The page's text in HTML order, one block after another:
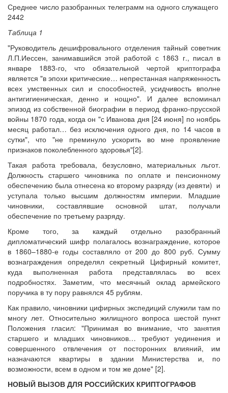
Среднее число разобранных телеграмм на одного служащего
2442
Таблица 1
"Руководитель дешифровального отделения тайный советник
Л.П.Иессен, занимавшийся этой работой с 1863 г., писал в
январе 1883‐го, что обязательной чертой криптографа
является "в эпохи критические… непрестанная напряженность
всех умственных сил и способностей, усидчивость вполне
антигигиеническая, денно и нощно". И далее вспоминал
эпизод из собственной биографии в период франко-прусской
войны 1870 года, когда он "с Иванова дня [24 июня] по ноябрь
месяц работал… без исключения одного дня, по 14 часов в
сутки", что "не преминуло ускорить во мне проявление
признаков поколебленного здоровья"[2].
Такая работа требовала, безусловно, материальных льгот.
Должность старшего чиновника по оплате и пенсионному
обеспечению была отнесена ко второму разряду (из девяти) и
уступала только высшим должностям империи. Младшие
чиновники, составлявшие основной штат, получали
обеспечение по третьему разряду.
Кроме того, за каждый отдельно разобранный
дипломатический шифр полагалось вознаграждение, которое
в 1860–1880‐е годы составляло от 200 до 800 руб. Сумму
вознаграждения определял секретный Цифирный комитет,
куда выполненная работа представлялась во всех
подробностях. Заметим, что месячный оклад армейского
поручика в ту пору равнялся 45 рублям.
Как правило, чиновники цифирных экспедиций служили там по
многу лет. Относительно жилищного вопроса шестой пункт
Положения гласил: "Принимая во внимание, что занятия
старшего и младших чиновников… требуют уединения и
совершенного отвлечения от посторонних влияний, им
назначаются квартиры в здании Министерства и, по
возможности, всем в одном и том же доме" [2].
НОВЫЙ ВЫЗОВ ДЛЯ РОССИЙСКИХ КРИПТОГРАФОВ